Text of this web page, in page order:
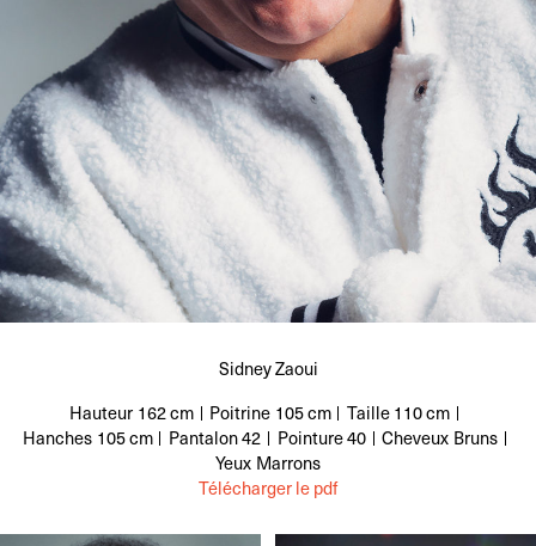
Sidney Zaoui
Hauteur 162 cm Poitrine 105 cm Taille110 cm
Hanches 105 cm Pantalon42 Pointure40 Cheveux Bruns
Yeux Marrons
Télécharger le pdf